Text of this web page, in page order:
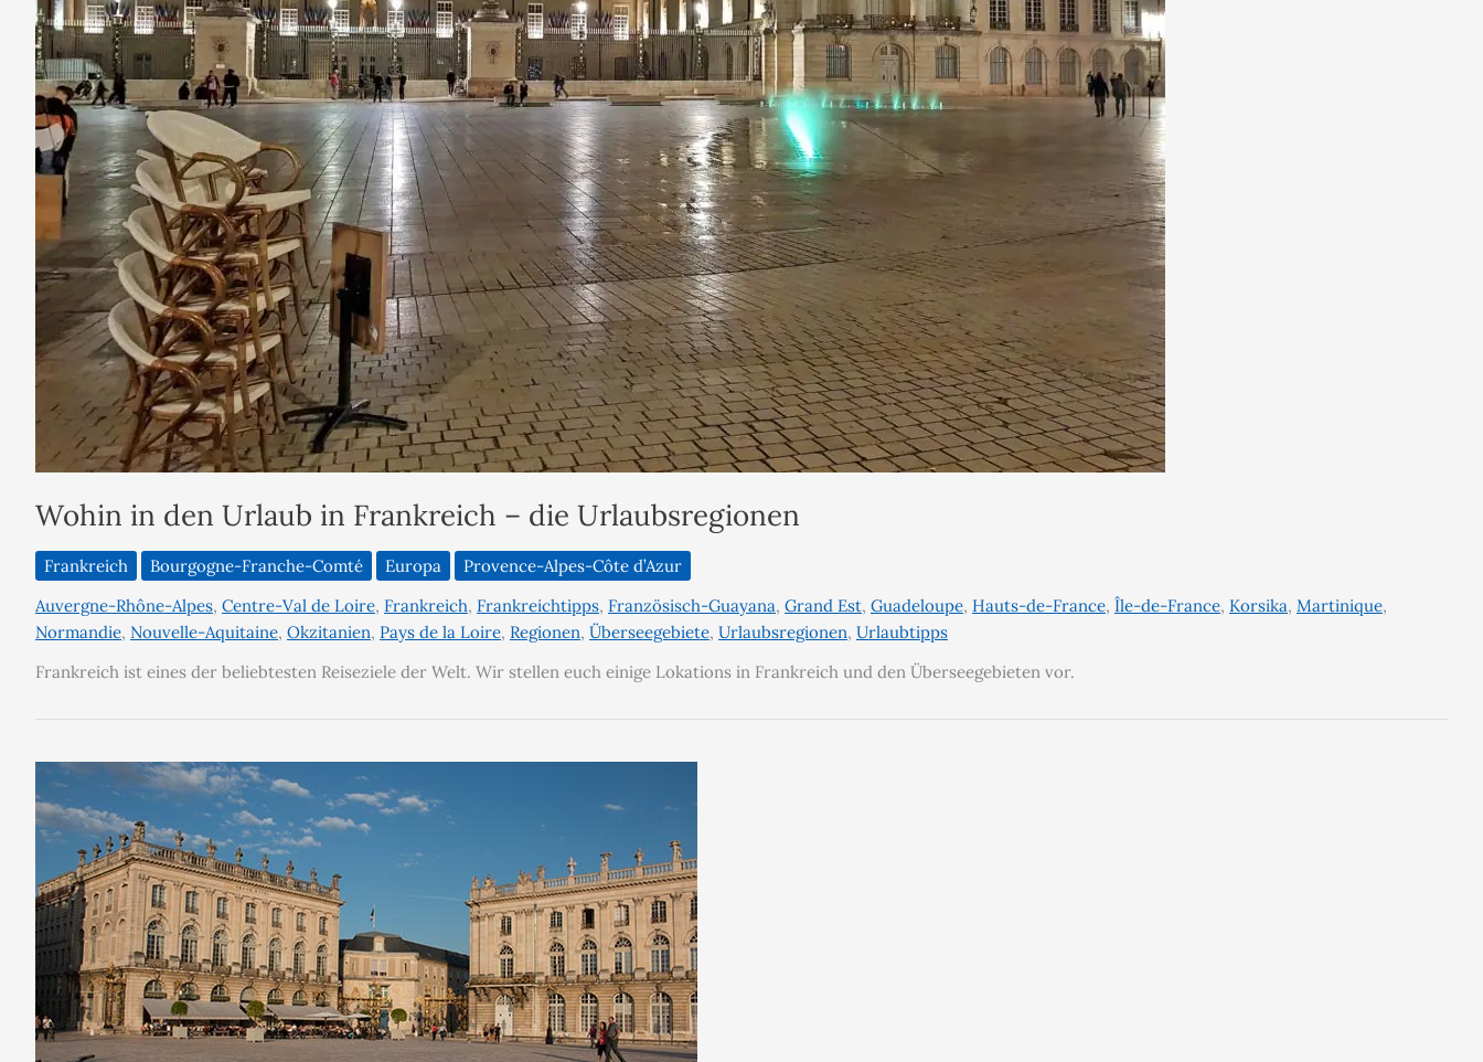
Wohin in den Urlaub in Frankreich – die Urlaubsregionen
Frankreich Bourgogne-Franche-Comté Europa
Provence-Alpes-Côte d’Azur
Auvergne-Rhône-Alpes, Centre-Val de Loire, Frankreich, Frankreichtipps, Französisch-Guayana, Grand Est, Guadeloupe, Hauts-de-France, Île-de-France, Korsika, Martinique,
Normandie, Nouvelle-Aquitaine, Okzitanien, Pays de la Loire, Regionen, Überseegebiete, Urlaubsregionen, Urlaubtipps
Frankreich ist eines der beliebtesten Reiseziele der Welt. Wir stellen euch einige Lokations in Frankreich und den Überseegebieten vor.